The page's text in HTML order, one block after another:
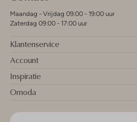
Maandag - Vrijdag 09:00 - 19:00 uur
Zaterdag 09:00 - 17:00 uur
Klantenservice
Account
Inspiratie
Omoda